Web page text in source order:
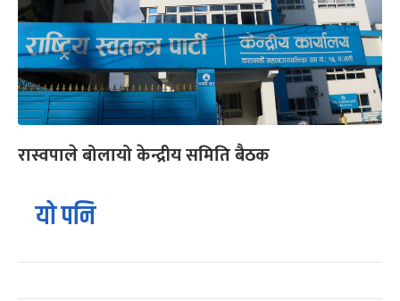
रास्वपाले बोलायो केन्द्रीय समिति बैठक
यो पनि